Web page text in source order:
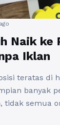
Naik ke
Iklan
teratas di
banyak
tidak semua